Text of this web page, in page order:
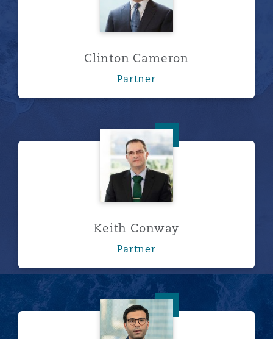
Clinton Cameron
Partner
Keith Conway
Keith Conway
Partner
Sameh Dahroug